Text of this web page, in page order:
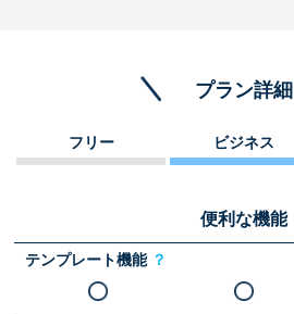
プラン詳細
フリー ビジネス
便利な機能
テンプレート機能 ？